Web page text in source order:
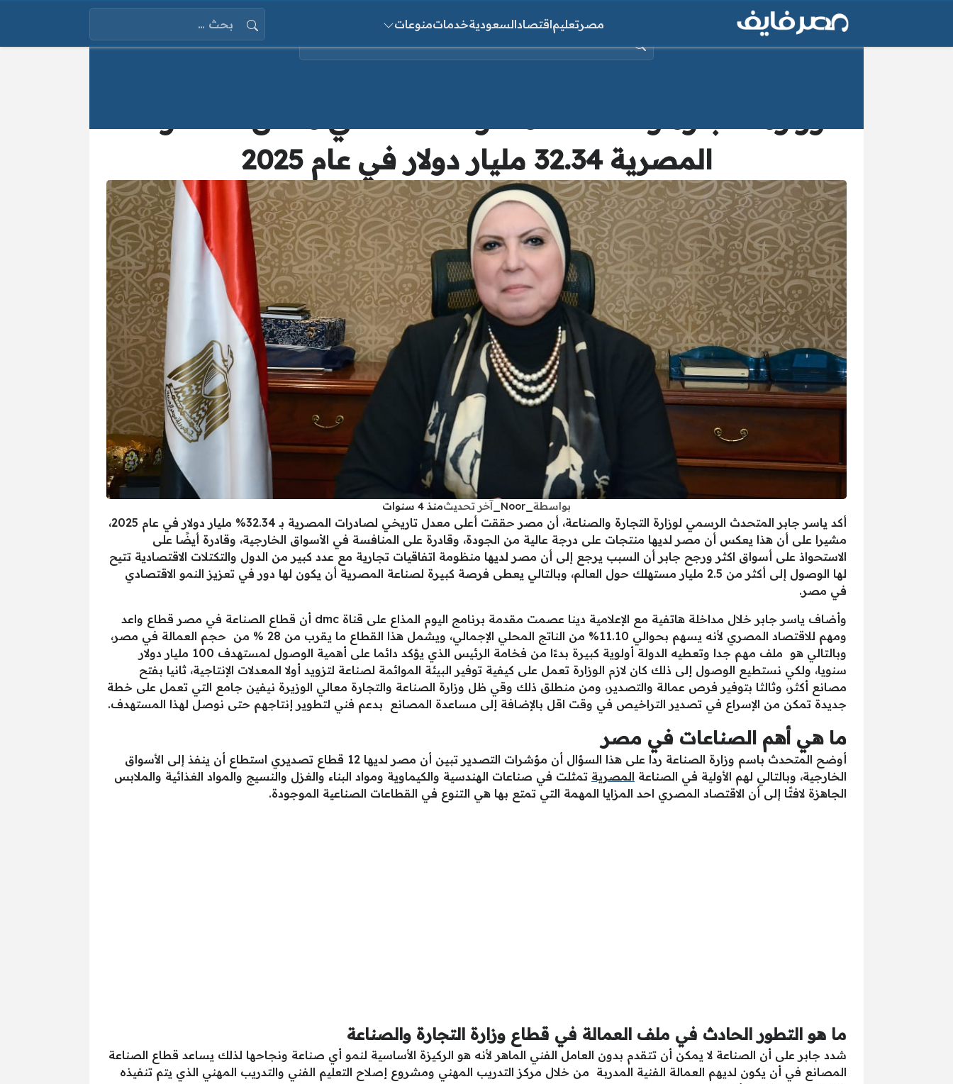
مصرتعليماقتصادالسعوديةخدماتمنوعات
البحث عن:
المصرية 32.34 مليار دولار في عام 2025
بواسطة آخر تحديثمنذ 4 سنوات
أكد ياسر جابر المتحدث الرسمي لوزارة التجارة والصناعة، أن مصر حققت أعلى معدل تاريخي لصادرات المصرية بـ 32.34% مليار دولار في عام 2025،
مشيرا على أن هذا يعكس أن مصر لديها منتجات على درجة عالية من الجودة، وقادرة على المنافسة في الأسواق الخارجية، وقادرة أيضًا على
الاستحواذ على أسواق اكثر ورجح جابر أن السبب يرجع إلى أن مصر لديها منظومة اتفاقيات تجارية مع عدد كبير من الدول والتكتلات الاقتصادية تتيح
لها الوصول إلى أكثر من 2.5 مليار مستهلك حول العالم، وبالتالي يعطى فرصة كبيرة لصناعة المصرية أن يكون لها دور في تعزيز النمو الاقتصادي
في مصر.
وأضاف ياسر جابر خلال مداخلة هاتفية مع الإعلامية دينا عصمت مقدمة برنامج اليوم المذاع على قناة dmc أن قطاع الصناعة في مصر قطاع واعد
ومهم للاقتصاد المصري لأنه يسهم بحوالي 11.10% من الناتج المحلي الإجمالي، ويشمل هذا القطاع ما يقرب من 28 % من حجم العمالة في مصر،
وبالتالي هو ملف مهم جدا وتعطيه الدولة أولوية كبيرة بدءًا من فخامة الرئيس الذي يؤكد دائما على أهمية الوصول لمستهدف 100 مليار دولار
سنويا، ولكي نستطيع الوصول إلى ذلك كان لازم الوزارة تعمل على كيفية توفير البيئة الموائمة لصناعة لتزويد أولا المعدلات الإنتاجية، ثانيا بفتح
مصانع أكثر، وثالثا بتوفير فرص عمالة والتصدير، ومن منطلق ذلك وقي ظل وزارة الصناعة والتجارة معالي الوزيرة نيفين جامع التي تعمل على خطة
جديدة تمكن من الإسراع في تصدير التراخيص في وقت اقل بالإضافة إلى مساعدة المصانع بدعم فني لتطوير إنتاجهم حتى نوصل لهذا المستهدف.
ما هي أهم الصناعات في مصر
أوضح المتحدث باسم وزارة الصناعة ردا على هذا السؤال أن مؤشرات التصدير تبين أن مصر لديها 12 قطاع تصديري استطاع أن ينفذ إلى الأسواق
الخارجية، وبالتالي لهم الأولية في الصناعة المصرية تمثلت في صناعات الهندسية والكيماوية ومواد البناء والغزل والنسيج والمواد الغذائية والملابس
الجاهزة لافتًا إلى أن الاقتصاد المصري احد المزايا المهمة التي تمتع بها هي التنوع في القطاعات الصناعية الموجودة.
ما هو التطور الحادث في ملف العمالة في قطاع وزارة التجارة والصناعة
شدد جابر على أن الصناعة لا يمكن أن تتقدم بدون العامل الفني الماهر لأنه هو الركيزة الأساسية لنمو أي صناعة ونجاحها لذلك يساعد قطاع الصناعة
المصانع في أن يكون لديهم العمالة الفنية المدربة من خلال مركز التدريب المهني ومشروع إصلاح التعليم الفني والتدريب المهني الذي يتم تنفيذه